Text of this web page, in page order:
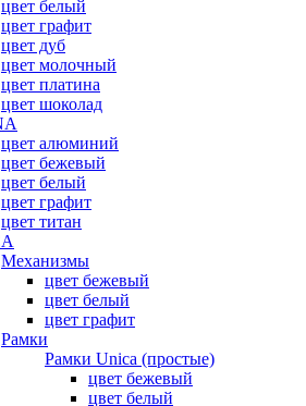
цвет белый
цвет графит
цвет дуб
цвет молочный
цвет платина
цвет шоколад
цвет алюминий
цвет бежевый
цвет белый
цвет графит
цвет титан
Механизмы
цвет бежевый
цвет белый
цвет графит
Рамки
Рамки Unica (простые)
цвет бежевый
цвет белый